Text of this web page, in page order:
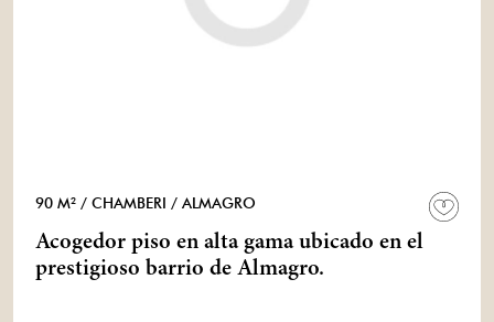
90 M² / CHAMBERI / ALMAGRO
Acogedor piso en alta gama ubicado en el
prestigioso barrio de Almagro.